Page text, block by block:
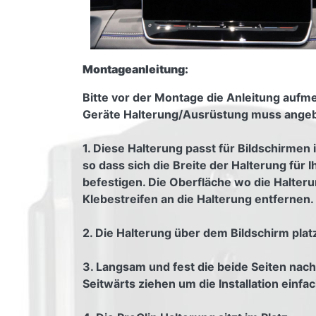
Montageanleitung:
Bitte vor der Montage die Anleitung
Geräte Halterung/Ausrüstung muss
1. Diese Halterung passt für
so dass sich die Breite der Halterung für
befestigen. Die Oberfläche wo die
Klebestreifen an die Halterung entfernen.
2. Die Halterung über dem Bildschirm
3. Langsam und fest die beide Seiten
Seitwärts ziehen um die Installation